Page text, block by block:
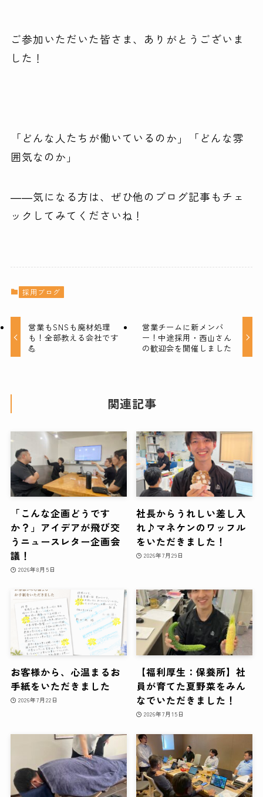
ご参加いただいた皆さま、ありがとうございま
した！
「どんな人たちが働いているのか」「どんな雰
囲気なのか」
――気になる方は、ぜひ他のブログ記事もチェ
ックしてみてくださいね！
採用ブログ
営業もSNSも廃材処理
も！全部教える会社です
💪
営業チームに新メンバ
ー！中途採用・西山さん
の歓迎会を開催しました
関連記事
「こんな企画どうです
か？」アイデアが飛び交
うニュースレター企画会
議！
2026年8月5日
社長からうれしい差し入
れ♪マネケンのワッフル
をいただきました！
2026年7月29日
お客様から、心温まるお
手紙をいただきました
2026年7月22日
【福利厚生：保養所】社
員が育てた夏野菜をみん
なでいただきました！
2026年7月15日